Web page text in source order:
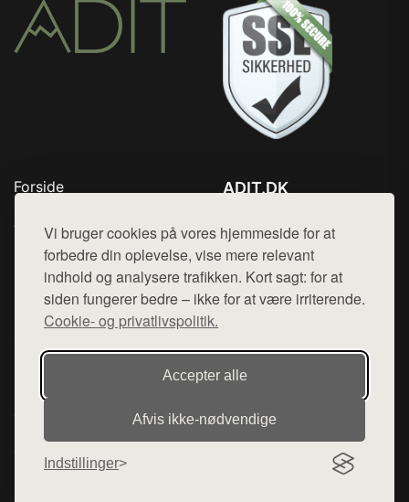
Vi bruger cookies på vores hjemmeside for at
forbedre din oplevelse, vise mere relevant
indhold og analysere trafikken. Kort sagt: for at
siden fungerer bedre – ikke for at være irriterende.
Cookie- og privatlivspolitik.
Accepter alle
Afvis ikke‑nødvendige
Indstillinger
Forside
Top Rabatter
Blog
Kontakt
ADIT.DK
Mail: hej@want.dk
Cookie- og privatlivspolitik
Denne side er en del af want.dk, der udgiver en række
hjemmesider med præsentation af forskellige produkter fra
diverse webshops. Der sælges ikke varer fra denne side - vi
henviser til de shops, som sælger varen. Vi har heller ikke
varerne på lager.